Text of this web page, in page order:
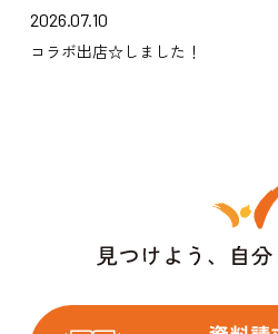
2026.07.10
コラボ出店☆しました！